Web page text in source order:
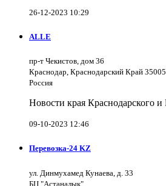
26-12-2023 10:29
ALLE
пр-т Чекистов, дом 36
Краснодар, Краснодарский Край
Россия
Новости края Краснодарского
09-10-2023 12:46
Перевозка-24 KZ
ул. Динмухамед Кунаева, д. 33
БЦ "Астаналық"